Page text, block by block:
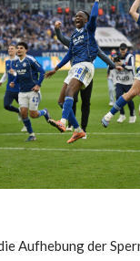
Aufhebung der